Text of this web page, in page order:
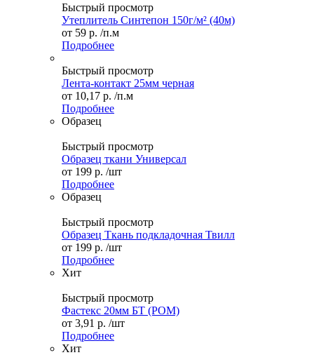
Быстрый просмотр
Утеплитель Синтепон 150г/м² (40м)
от 59 р. /п.м
Подробнее
Быстрый просмотр
Лента-контакт 25мм черная
от 10,17 р. /п.м
Подробнее
Образец
Быстрый просмотр
Образец ткани Универсал
от 199 р. /шт
Подробнее
Образец
Быстрый просмотр
Образец Ткань подкладочная Твилл
от 199 р. /шт
Подробнее
Хит
Быстрый просмотр
Фастекс 20мм БТ (POM)
от 3,91 р. /шт
Подробнее
Хит